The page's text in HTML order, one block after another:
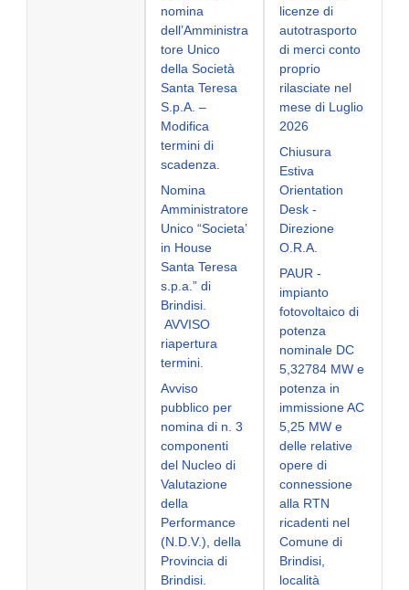
nomina
dell’Amministra
tore Unico
della Società
Santa Teresa
S.p.A. –
Modifica
termini di
scadenza.
Nomina
Amministratore
Unico “Societa’
in House
Santa Teresa
s.p.a.” di
Brindisi.
AVVISO
riapertura
termini.
Avviso
pubblico per
nomina di n. 3
componenti
del Nucleo di
Valutazione
della
Performance
(N.D.V.), della
Provincia di
Brindisi.
licenze di
autotrasporto
di merci conto
proprio
rilasciate nel
mese di Luglio
2026
Chiusura
Estiva
Orientation
Desk -
Direzione
O.R.A.
PAUR -
impianto
fotovoltaico di
potenza
nominale DC
5,32784 MW e
potenza in
immissione AC
5,25 MW e
delle relative
opere di
connessione
alla RTN
ricadenti nel
Comune di
Brindisi,
località